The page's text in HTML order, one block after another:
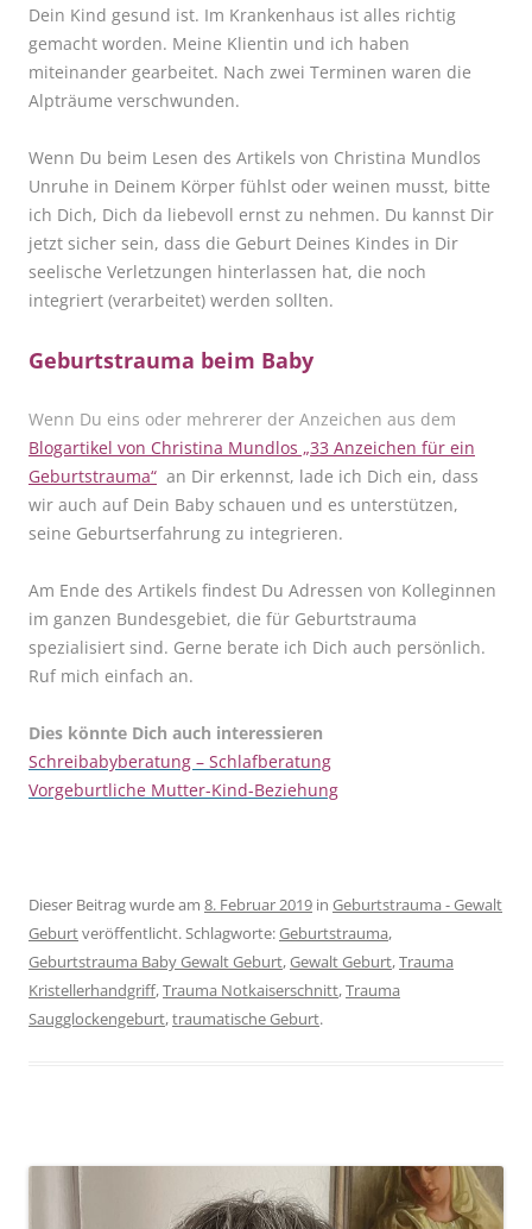
Dein Kind gesund ist. Im Krankenhaus ist alles richtig
gemacht worden. Meine Klientin und ich haben
miteinander gearbeitet. Nach zwei Terminen waren die
Alpträume verschwunden.
Wenn Du beim Lesen des Artikels von Christina Mundlos
Unruhe in Deinem Körper fühlst oder weinen musst, bitte
ich Dich, Dich da liebevoll ernst zu nehmen. Du kannst Dir
jetzt sicher sein, dass die Geburt Deines Kindes in Dir
seelische Verletzungen hinterlassen hat, die noch
integriert (verarbeitet) werden sollten.
Geburtstrauma beim Baby
Wenn Du eins oder mehrerer der Anzeichen aus dem
Blogartikel von Christina Mundlos „33 Anzeichen für ein
Geburtstrauma“ an Dir erkennst, lade ich Dich ein, dass
wir auch auf Dein Baby schauen und es unterstützen,
seine Geburtserfahrung zu integrieren.
Am Ende des Artikels findest Du Adressen von Kolleginnen
im ganzen Bundesgebiet, die für Geburtstrauma
spezialisiert sind. Gerne berate ich Dich auch persönlich.
Ruf mich einfach an.
Dies könnte Dich auch interessieren
Schreibabyberatung – Schlafberatung
Vorgeburtliche Mutter-Kind-Beziehung
Dieser Beitrag wurde am 8. Februar 2019 in Geburtstrauma - Gewalt
Geburtveröffentlicht. Schlagworte:Geburtstrauma,
Geburtstrauma Baby Gewalt Geburt,Gewalt Geburt,Trauma
Kristellerhandgriff,Trauma Notkaiserschnitt,Trauma
Saugglockengeburt,traumatische Geburt.